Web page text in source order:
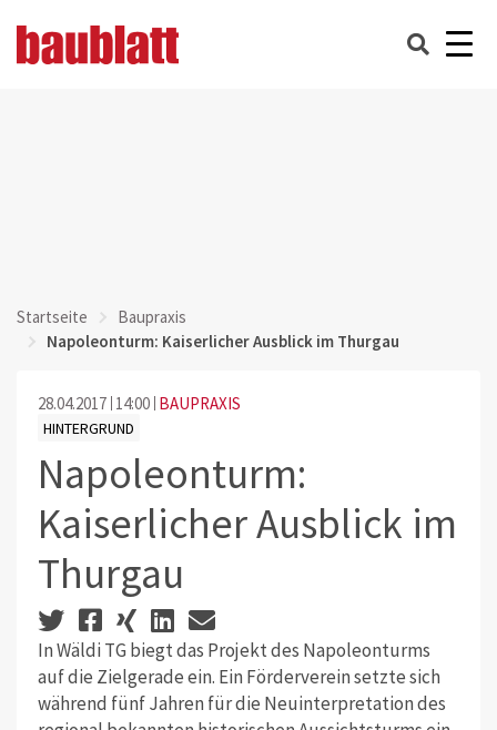
Startseite
Baupraxis
Napoleonturm: Kaiserlicher Ausblick im Thurgau
28.04.2017 14:00 BAUPRAXIS
HINTERGRUND
Napoleonturm:
Kaiserlicher Ausblick im
Thurgau
In Wäldi TG biegt das Projekt des Napoleonturms
auf die Zielgerade ein. Ein Förderverein setzte sich
während fünf Jahren für die Neuinterpretation des